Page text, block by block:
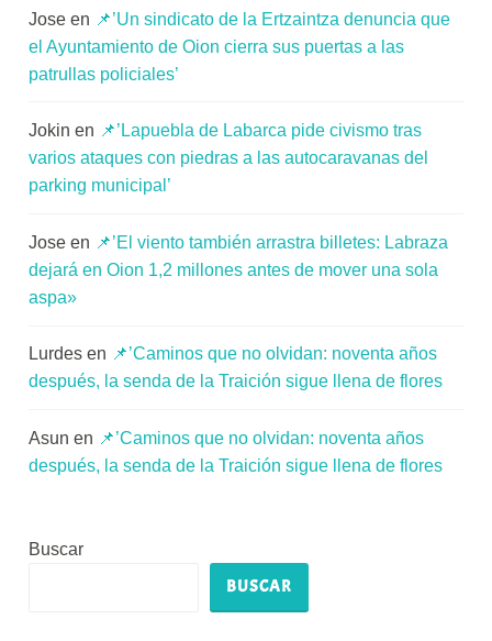
Jose en 📌’Un sindicato de la Ertzaintza denuncia que
el Ayuntamiento de Oion cierra sus puertas a las
patrullas policiales’
Jokin en 📌’Lapuebla de Labarca pide civismo tras
varios ataques con piedras a las autocaravanas del
parking municipal’
Jose en 📌’El viento también arrastra billetes: Labraza
dejará en Oion 1,2 millones antes de mover una sola
aspa»
Lurdes en 📌’Caminos que no olvidan: noventa años
después, la senda de la Traición sigue llena de flores
Asun en 📌’Caminos que no olvidan: noventa años
después, la senda de la Traición sigue llena de flores
Buscar
BUSCAR